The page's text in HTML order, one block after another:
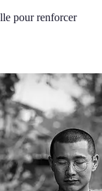
pour renforcer